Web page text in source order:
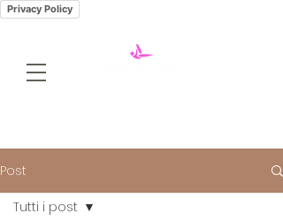
Privacy Policy
Post
Tutti i post